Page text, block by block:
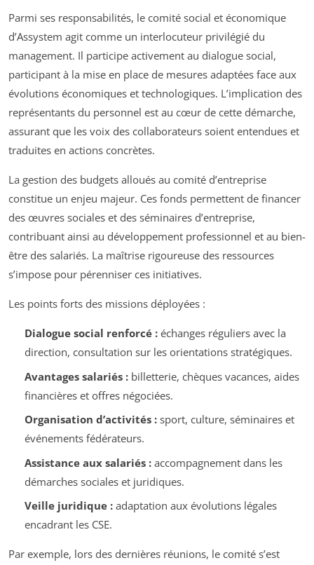
Parmi ses responsabilités, le comité social et économique
d’Assystem agit comme un interlocuteur privilégié du
management. Il participe activement au dialogue social,
participant à la mise en place de mesures adaptées face aux
évolutions économiques et technologiques. L’implication des
représentants du personnel est au cœur de cette démarche,
assurant que les voix des collaborateurs soient entendues et
traduites en actions concrètes.
La gestion des budgets alloués au comité d’entreprise
constitue un enjeu majeur. Ces fonds permettent de financer
des œuvres sociales et des séminaires d’entreprise,
contribuant ainsi au développement professionnel et au bien-
être des salariés. La maîtrise rigoureuse des ressources
s’impose pour pérenniser ces initiatives.
Les points forts des missions déployées :
Dialogue social renforcé :échanges réguliers avec la
direction, consultation sur les orientations stratégiques.
Avantages salariés :billetterie, chèques vacances, aides
financières et offres négociées.
Organisation d’activités :sport, culture, séminaires et
événements fédérateurs.
Assistance aux salariés :accompagnement dans les
démarches sociales et juridiques.
Veille juridique :adaptation aux évolutions légales
encadrant les CSE.
Par exemple, lors des dernières réunions, le comité s’est